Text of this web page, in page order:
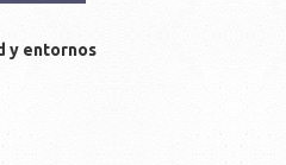
y entornos